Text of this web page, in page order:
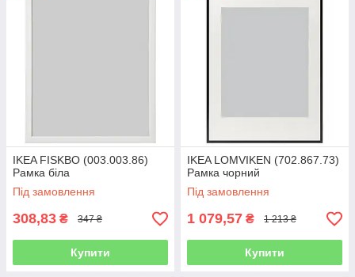
IKEA FISKBO (003.003.86)
Рамка біла
Під замовлення
308,83 ₴ 347 ₴
Купити
IKEA LOMVIKEN (702.867.73)
Рамка чорний
Під замовлення
1 079,57 ₴ 1 213 ₴
Купити